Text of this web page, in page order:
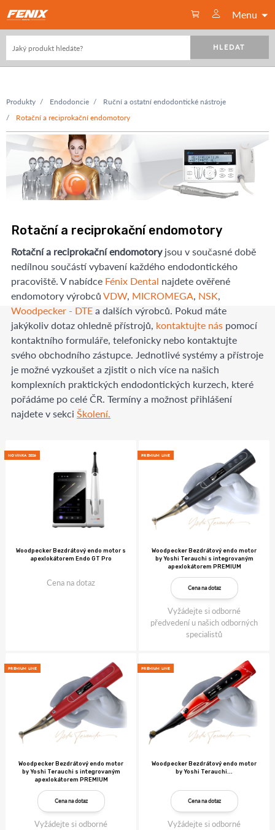
Menu
HLEDAT
Produkty Endodoncie
Ruční a ostatní endodontické nástroje
Rotační a reciprokační endomotory
Rotační a reciprokační endomotory
Rotační a reciprokační endomotoryjsou v současné době
nedílnou součástí vybavení každého endodontického
pracoviště. V nabídce Fénix Dental najdete ověřené
endomotory výrobců VDW, MICROMEGA, NSK,
Woodpecker - DTE a dalších výrobců. Pokud máte
jakýkoliv dotaz ohledně přístrojů, kontaktujte nás pomocí
kontaktního formuláře, telefonicky nebo kontaktujte
svého obchodního zástupce. Jednotlivé systémy a přístroje
je možné vyzkoušet a zjistit o nich více na našich
komplexních praktických endodontických kurzech, které
pořádáme po celé ČR. Termíny a možnost přihlášení
najdete v sekci Školení.
NOVINKA 2026
Woodpecker Bezdrátový endo motor s
apexlokátorem Endo GT Pro
Cena na dotaz
PREMIUM LINE
Woodpecker Bezdrátový endo motor
by Yoshi Terauchi s integrovaným
apexlokátorem PREMIUM
Cena na dotaz
Vyžádejte si odborné
předvedení u našich odborných
specialistů
PREMIUM LINE
Woodpecker Bezdrátový endo motor
by Yoshi Terauchi s integrovaným
apexlokátorem PREMIUM
Cena na dotaz
Vyžádejte si odborné
PREMIUM LINE
Woodpecker Bezdrátový endo motor
by Yoshi Terauchi...
Cena na dotaz
Vyžádejte si odborné